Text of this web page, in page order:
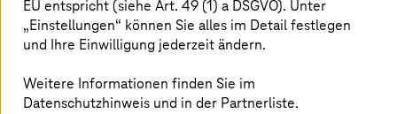
SAP-Datenarchivierung?
Welche Möglichkeiten bieten die SAP-
Management (ILM) und Content Management
Interoperability Services (CMIS)?
EU entspricht (siehe Art. 49 (1) a DSGVO). Unter
„Einstellungen“ können Sie alles im Detail festlegen
und Ihre Einwilligung jederzeit ändern.
Weitere Informationen finden Sie im
Datenschutzhinweis und in der Partnerliste.